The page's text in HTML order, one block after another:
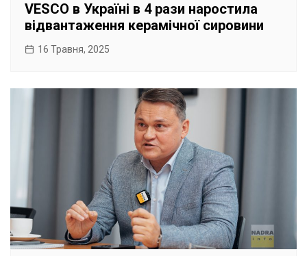
VESCO в Україні в 4 рази наростила
відвантаження керамічної сировини
16 Травня, 2025